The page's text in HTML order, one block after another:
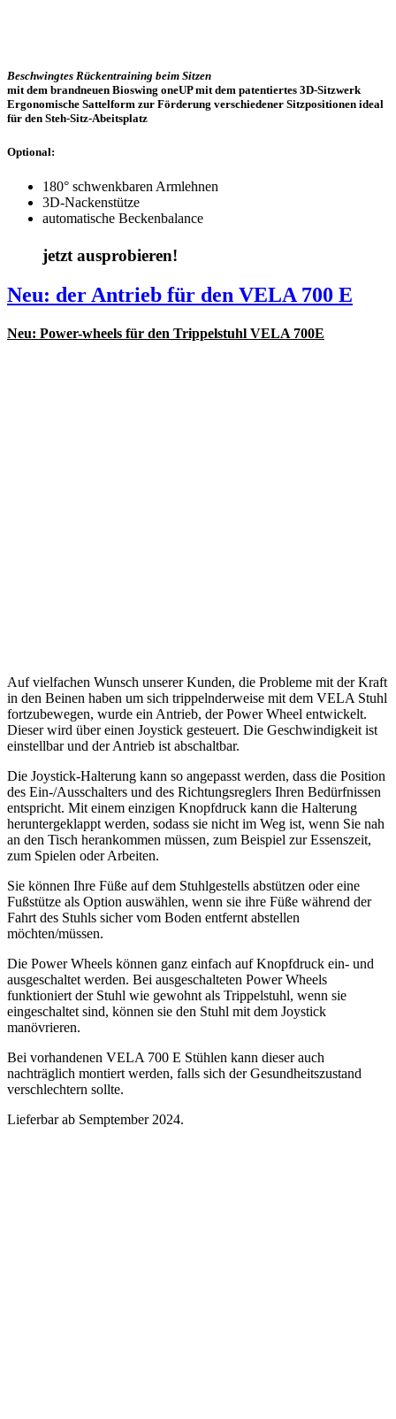
Beschwingtes Rückentraining beim Sitzen
mit dem brandneuen Bioswing oneUPmit dem patentiertes 3D-Sitzwerk
Ergonomische Sattelform zur Förderung verschiedener Sitzpositionen ideal
für den Steh-Sitz-Abeitsplatz
Optional:
180° schwenkbaren Armlehnen
3D-Nackenstütze
automatische Beckenbalance
jetzt ausprobieren!
Neu: der Antrieb für den VELA 700 E
Neu: Power-wheels für den Trippelstuhl VELA 700E
Auf vielfachen Wunsch unserer Kunden, die Probleme mit der Kraft
in den Beinen haben um sich trippelnderweise mit dem VELA Stuhl
fortzubewegen, wurde ein Antrieb, der Power Wheel entwickelt.
Dieser wird über einen Joystick gesteuert. Die Geschwindigkeit ist
einstellbar und der Antrieb ist abschaltbar.
Die Joystick-Halterung kann so angepasst werden, dass die Position
des Ein-/Ausschalters und des Richtungsreglers Ihren Bedürfnissen
entspricht. Mit einem einzigen Knopfdruck kann die Halterung
heruntergeklappt werden, sodass sie nicht im Weg ist, wenn Sie nah
an den Tisch herankommen müssen, zum Beispiel zur Essenszeit,
zum Spielen oder Arbeiten.
Sie können Ihre Füße auf dem Stuhlgestells abstützen oder eine
Fußstütze als Option auswählen, wenn sie ihre Füße während der
Fahrt des Stuhls sicher vom Boden entfernt abstellen
möchten/müssen.
Die Power Wheels können ganz einfach auf Knopfdruck ein- und
ausgeschaltet werden. Bei ausgeschalteten Power Wheels
funktioniert der Stuhl wie gewohnt als Trippelstuhl, wenn sie
eingeschaltet sind, können sie den Stuhl mit dem Joystick
manövrieren.
Bei vorhandenen VELA 700 E Stühlen kann dieser auch
nachträglich montiert werden, falls sich der Gesundheitszustand
verschlechtern sollte.
Lieferbar ab Semptember 2024.